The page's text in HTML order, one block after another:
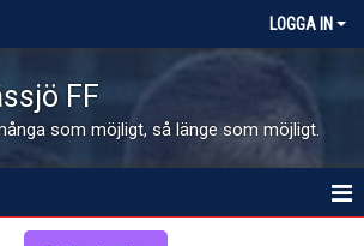
LOGGA IN
FF
som möjligt, så länge som möjligt.